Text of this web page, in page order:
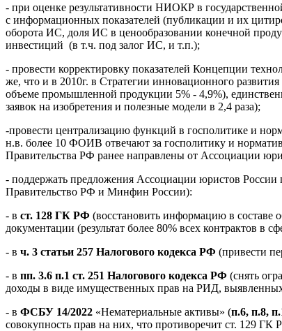
- при оценке результативности НИОКР в
с информационных показателей (публикации и их
оборота ИС, доля ИС в ценообразовании конечной
инвестиций (в т.ч. под залог ИС, и т.п.);
- провести корректировку показателей Концепции
же, что и в 2010г. в Стратегии инновационного
объеме промышленной продукции 5% - 4,9%),
заявок на изобретения и полезные модели в 2,4 раза);
-провести централизацию функций в госполитике и
н.в. более 10 ФОИВ отвечают за госполитику и
Правительства РФ ранее направлены от Ассоциации
- поддержать предложения Ассоциации юристов
Правительство РФ и Минфин России):
- в ст. 128 ГК РФ (восстановить информацию в составе
документации (результат более 80% всех контрактов в
- в ч. 3 статьи 257 Налогового кодекса РФ (привести
- в пп. 3.6 п.1 ст. 251 Налогового кодекса РФ (снять
доходы в виде имущественных прав на РИД,
- в ФСБУ 14/2022 «Нематериальные активы» (п.6, п.8,
совокупность прав на них, что противоречит ст. 129